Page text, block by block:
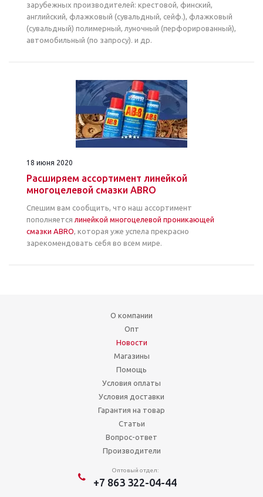
зарубежных производителей: крестовой, финский,
английский, флажковый (сувальдный, сейф.), флажковый
(сувальдный) полимерный, луночный (перфорированный),
автомобильный (по запросу). и др.
18 июня 2020
Расширяем ассортимент линейкой
многоцелевой смазки ABRO
Спешим вам сообщить, что наш ассортимент
пополняется линейкой многоцелевой проникающей
смазки ABRO, которая уже успела прекрасно
зарекомендовать себя во всем мире.
О компании
Опт
Новости
Магазины
Помощь
Условия оплаты
Условия доставки
Гарантия на товар
Статьи
Вопрос-ответ
Производители
Оптовый отдел:
+7 863 322-04-44